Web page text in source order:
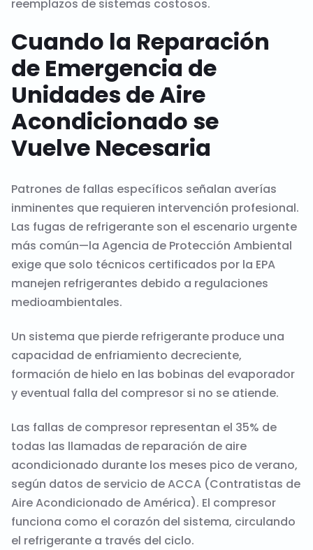
reemplazos de sistemas costosos.
Cuando la Reparación
de Emergencia de
Unidades de Aire
Acondicionado se
Vuelve Necesaria
Patrones de fallas específicos señalan averías
inminentes que requieren intervención profesional.
Las fugas de refrigerante son el escenario urgente
más común—la Agencia de Protección Ambiental
exige que solo técnicos certificados por la EPA
manejen refrigerantes debido a regulaciones
medioambientales.
Un sistema que pierde refrigerante produce una
capacidad de enfriamiento decreciente,
formación de hielo en las bobinas del evaporador
y eventual falla del compresor si no se atiende.
Las fallas de compresor representan el 35% de
todas las llamadas de reparación de aire
acondicionado durante los meses pico de verano,
según datos de servicio de ACCA (Contratistas de
Aire Acondicionado de América). El compresor
funciona como el corazón del sistema, circulando
el refrigerante a través del ciclo.